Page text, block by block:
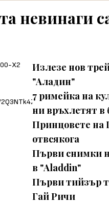
невинаги
Излезе нов
"Аладин"
7 римейка на
ни връхлетят в
Принцовете на
отвсякога
Първи снимки
в "Aladdin"
Първи тийзър
Гай Ричи